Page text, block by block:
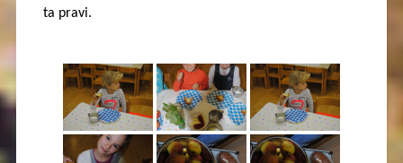
ta pravi.